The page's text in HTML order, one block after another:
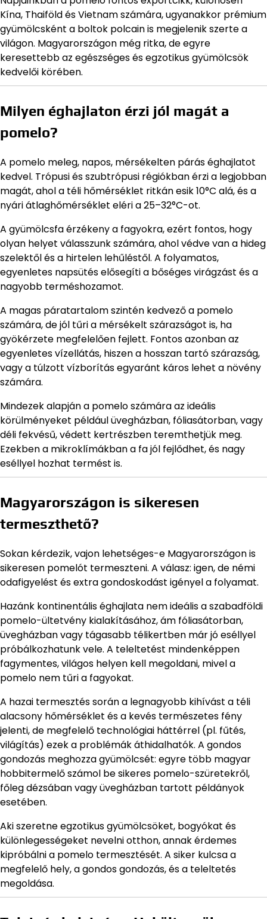
Kína, Thaiföld és Vietnam számára, ugyanakkor prémium
gyümölcsként a boltok polcain is megjelenik szerte a
világon. Magyarországon még ritka, de egyre
keresettebb az egészséges és egzotikus gyümölcsök
kedvelői körében.
Milyen éghajlaton érzi jól magát a
pomelo?
A pomelo meleg, napos, mérsékelten párás éghajlatot
kedvel. Trópusi és szubtrópusi régiókban érzi a legjobban
magát, ahol a téli hőmérséklet ritkán esik 10°C alá, és a
nyári átlaghőmérséklet eléri a 25–32°C-ot.
A gyümölcsfa érzékeny a fagyokra, ezért fontos, hogy
olyan helyet válasszunk számára, ahol védve van a hideg
szelektől és a hirtelen lehűléstől. A folyamatos,
egyenletes napsütés elősegíti a bőséges virágzást és a
nagyobb terméshozamot.
A magas páratartalom szintén kedvező a pomelo
számára, de jól tűri a mérsékelt szárazságot is, ha
gyökérzete megfelelően fejlett. Fontos azonban az
egyenletes vízellátás, hiszen a hosszan tartó szárazság,
vagy a túlzott vízborítás egyaránt káros lehet a növény
számára.
Mindezek alapján a pomelo számára az ideális
körülményeket például üvegházban, fóliasátorban, vagy
déli fekvésű, védett kertrészben teremthetjük meg.
Ezekben a mikroklímákban a fa jól fejlődhet, és nagy
eséllyel hozhat termést is.
Magyarországon is sikeresen
termeszthető?
Sokan kérdezik, vajon lehetséges-e Magyarországon is
sikeresen pomelót termeszteni. A válasz: igen, de némi
odafigyelést és extra gondoskodást igényel a folyamat.
Hazánk kontinentális éghajlata nem ideális a szabadföldi
pomelo-ültetvény kialakításához, ám fóliasátorban,
üvegházban vagy tágasabb télikertben már jó eséllyel
próbálkozhatunk vele. A teleltetést mindenképpen
fagymentes, világos helyen kell megoldani, mivel a
pomelo nem tűri a fagyokat.
A hazai termesztés során a legnagyobb kihívást a téli
alacsony hőmérséklet és a kevés természetes fény
jelenti, de megfelelő technológiai háttérrel (pl. fűtés,
világítás) ezek a problémák áthidalhatók. A gondos
gondozás meghozza gyümölcsét: egyre több magyar
hobbitermelő számol be sikeres pomelo-szüretekről,
főleg dézsában vagy üvegházban tartott példányok
esetében.
Aki szeretne egzotikus gyümölcsöket, bogyókat és
különlegességeket nevelni otthon, annak érdemes
kipróbálni a pomelo termesztését. A siker kulcsa a
megfelelő hely, a gondos gondozás, és a teleltetés
megoldása.